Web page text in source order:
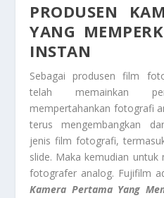
PRODUSEN
YANG
INSTAN
Sebagai produsen film
telah memainkan
mempertahankan fotografi
terus mengembangkan
jenis film fotografi,
slide. Maka kemudian untuk
fotografer analog. Fujifilm
Kamera Pertama Yang